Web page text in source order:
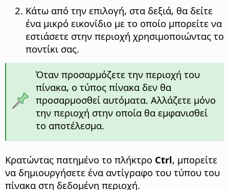
Κάτω από την επιλογή, στα δεξιά, θα δείτε
ένα μικρό εικονίδιο με το οποίο μπορείτε να
εστιάσετε στην περιοχή χρησιμοποιώντας το
ποντίκι σας.
Όταν προσαρμόζετε την περιοχή του
πίνακα, ο τύπος πίνακα δεν θα
προσαρμοσθεί αυτόματα. Αλλάζετε μόνο
την περιοχή στην οποία θα εμφανισθεί
το αποτέλεσμα.
Κρατώντας πατημένο το πλήκτρο Ctrl, μπορείτε
να δημιουργήσετε ένα αντίγραφο του τύπου του
πίνακα στη δεδομένη περιοχή.